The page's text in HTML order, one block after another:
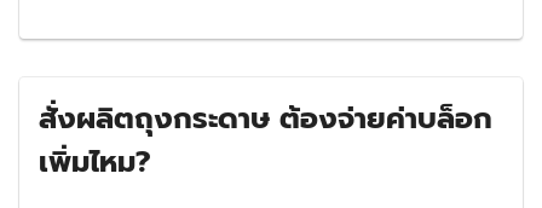
สั่งผลิตถุงกระดาษ ต้องจ่ายค่าบล็อก
เพิ่มไหม?